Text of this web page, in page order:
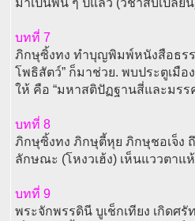
มาเป็นพัน ๆ ปีแล้ว (วิชาสับเปลี่ย
บทที่ 7
ภิกษุซิ้งทง ทำบุญพิมพ์หนังสือธร
โพธิสัตว์” ก็มาช่วย. พบประตูเมือ
ให้ คือ “มหาสติปัฏฐานสี่และมรร
บทที่ 8
ภิกษุซิ้งทง ภิกษุตี้หุย ภิกษุชอเจ็ง
ลักษณะ (โหงวเฮ้ง) เห็นแววตาแ
บทที่ 9
พระจักพรรดินี บูเช็กเทียง เกิดศ